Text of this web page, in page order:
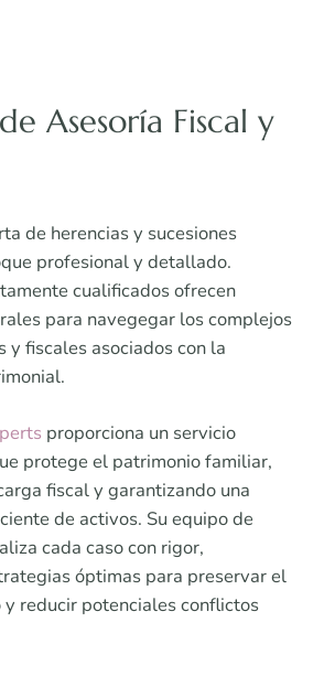
Asesoría Fiscal y
de herencias y sucesiones
profesional y detallado.
cualificados ofrecen
para navegegar los complejos
y fiscales asociados con la
proporciona un servicio
protege el patrimonio familiar,
fiscal y garantizando una
de activos. Su equipo de
cada caso con rigor,
óptimas para preservar el
reducir potenciales conflictos